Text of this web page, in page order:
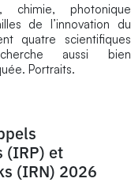
chimie, photonique
de l’innovation du
quatre scientifiques
aussi bien
Portraits.
(IRP) et
(IRN) 2026